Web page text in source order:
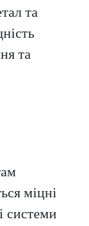
та
та
міцні
системи